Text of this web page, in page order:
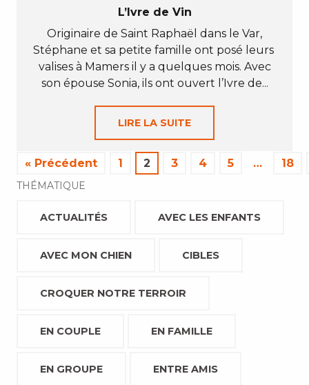
L’Ivre de Vin
Originaire de Saint Raphaël dans le Var,
Stéphane et sa petite famille ont posé leurs
valises à Mamers il y a quelques mois. Avec
son épouse Sonia, ils ont ouvert l’Ivre de...
LIRE LA SUITE
« Précédent 1 2 3 4 5 … 18
THÉMATIQUE
ACTUALITÉS AVEC LES ENFANTS
AVEC MON CHIEN CIBLES
CROQUER NOTRE TERROIR
EN COUPLE EN FAMILLE
EN GROUPE ENTRE AMIS